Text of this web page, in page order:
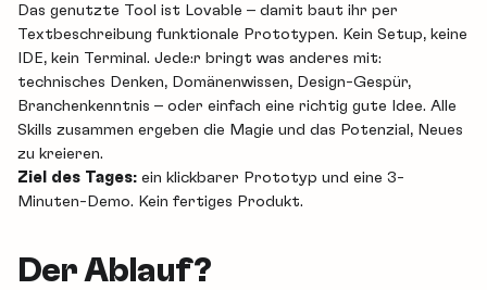
​Das genutzte Tool ist Lovable – damit baut ihr per
Textbeschreibung funktionale Prototypen. Kein Setup, keine
IDE, kein Terminal. Jede:r bringt was anderes mit:
technisches Denken, Domänenwissen, Design-Gespür,
Branchenkenntnis – oder einfach eine richtig gute Idee. Alle
Skills zusammen ergeben die Magie und das Potenzial, Neues
zu kreieren.
Ziel des Tages: ein klickbarer Prototyp und eine 3-
Minuten-Demo. Kein fertiges Produkt.
Der Ablauf?